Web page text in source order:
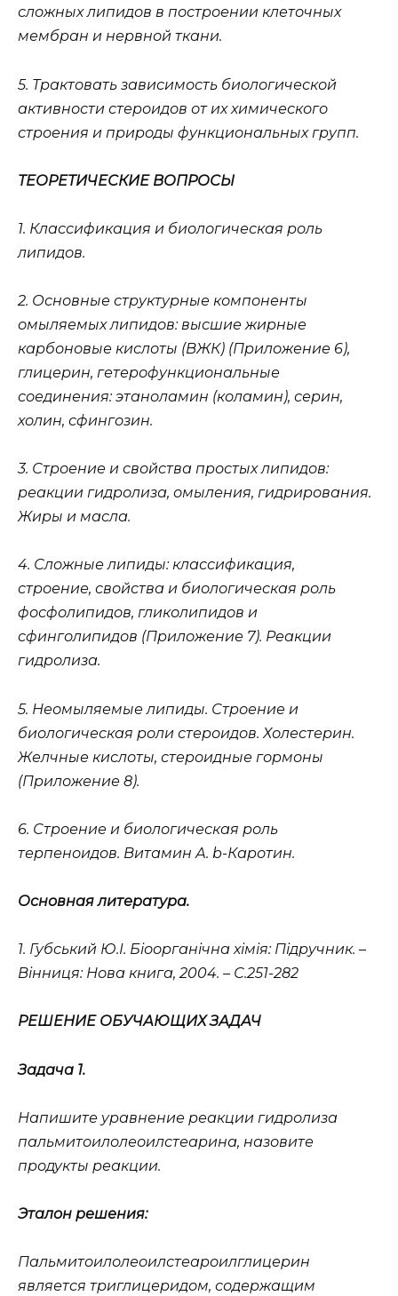
сложных липидов в построении клеточных
мембран и нервной ткани.
5. Трактовать зависимость биологической
активности стероидов от их химического
строения и природы функциональных групп.
ТЕОРЕТИЧЕСКИЕ ВОПРОСЫ
1. Классификация и биологическая роль
липидов.
2. Основные структурные компоненты
омыляемых липидов: высшие жирные
карбоновые кислоты (ВЖК) (Приложение 6),
глицерин, гетерофункциональные
соединения: этаноламин (коламин), серин,
холин, сфингозин.
3. Строение и свойства простых липидов:
реакции гидролиза, омыления, гидрирования.
Жиры и масла.
4. Сложные липиды: классификация,
строение, свойства и биологическая роль
фосфолипидов, гликолипидов и
сфинголипидов (Приложение 7). Реакции
гидролиза.
5. Неомыляемые липиды. Строение и
биологическая роли стероидов. Холестерин.
Желчные кислоты, стероидные гормоны
(Приложение 8).
6. Строение и биологическая роль
терпеноидов. Витамин А. b-Каротин.
Основная литература.
1. Губський Ю.І. Біоорганічна хімія: Підручник. –
Вінниця: Нова книга, 2004. – С.251-282
РЕШЕНИЕ ОБУЧАЮЩИХ ЗАДАЧ
Задача 1.
Напишите уравнение реакции гидролиза
пальмитоилолеоилстеарина, назовите
продукты реакции.
Эталон решения:
Пальмитоилолеоилстеароилглицерин
является триглицеридом, содержащим